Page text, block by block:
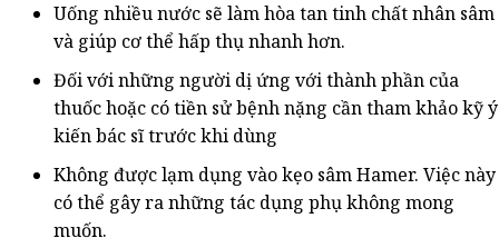
Uống nhiều nước sẽ làm hòa tan tinh chất nhân sâm
và giúp cơ thể hấp thụ nhanh hơn.
Đối với những người dị ứng với thành phần của
thuốc hoặc có tiền sử bệnh nặng cần tham khảo kỹ ý
kiến bác sĩ trước khi dùng
Không được lạm dụng vào kẹo sâm Hamer. Việc này
có thể gây ra những tác dụng phụ không mong
muốn.